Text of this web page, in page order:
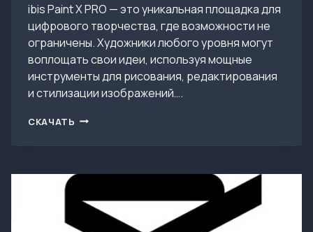
ibis Paint X PRO — это уникальная площадка для
цифрового творчества, где возможности не
ограничены. Художники любого уровня могут
воплощать свои идеи, используя мощные
инструменты для рисования, редактирования
и стилизации изображений….
СКАЧАТЬ ВЗЛОМ
V14.0.2
PRO,
ВСЕ
ОТКРЫТО)